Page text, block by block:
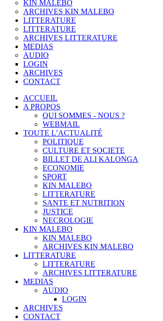
KIN MALEBO
ARCHIVES KIN MALEBO
LITTERATURE
LITTERATURE
ARCHIVES LITTERATURE
MEDIAS
AUDIO
LOGIN
ARCHIVES
CONTACT
ACCUEIL
A PROPOS
QUI SOMMES - NOUS ?
WEBMAIL
TOUTE L’ACTUALITÉ
POLITIQUE
CULTURE ET SOCIETE
BILLET DE ALI KALONGA
ECONOMIE
SPORT
KIN MALEBO
LITTERATURE
SANTE ET NUTRITION
JUSTICE
NECROLOGIE
KIN MALEBO
KIN MALEBO
ARCHIVES KIN MALEBO
LITTERATURE
LITTERATURE
ARCHIVES LITTERATURE
MEDIAS
AUDIO
LOGIN
ARCHIVES
CONTACT